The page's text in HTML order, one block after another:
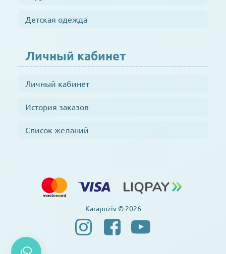
Детская одежда
Личный кабинет
Личный кабинет
История заказов
Список желаний
Karapuziv © 2026